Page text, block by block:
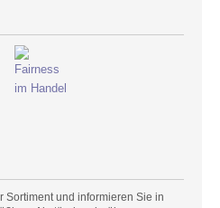
Sortiment und informieren Sie in